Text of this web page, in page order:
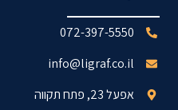
072-397-5550
info@ligraf.co.il
אפעל 23, פתח תקווה